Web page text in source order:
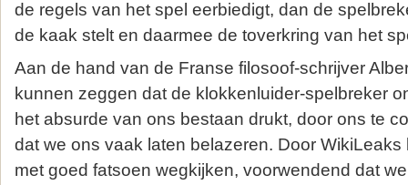
de regels van het spel eerbiedigt, dan de
de kaak stelt en daarmee de toverkring van het
Aan de hand van de Franse filosoof-schrijver
kunnen zeggen dat de klokkenluider-spelbreker
het absurde van ons bestaan drukt, door ons te
dat we ons vaak laten belazeren. Door
met goed fatsoen wegkijken, voorwendend dat